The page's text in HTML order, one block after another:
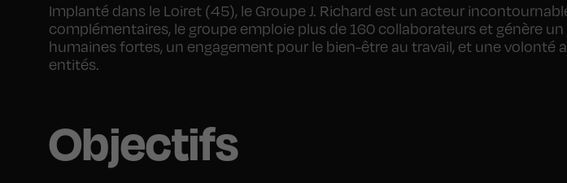
Implanté dans le Loiret (45), le Groupe J. Richard est un acteur
complémentaires, le groupe emploie plus de 160 collaborateurs et génère
humaines fortes, un engagement pour le bien-être au travail, et une
entités.
Objectifs